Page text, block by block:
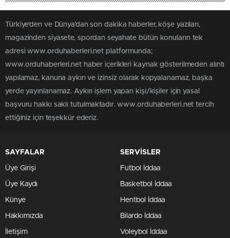
Türkiye'den ve Dünya’dan son dakika haberler, köşe yazıları,
magazinden siyasete, spordan seyahate bütün konuların tek
adresi www.orduhaberleri.net platformunda;
www.orduhaberleri.net haber içerikleri kaynak gösterilmeden alıntı
yapılamaz, kanuna aykırı ve izinsiz olarak kopyalanamaz, başka
yerde yayınlanamaz. Aykırı işlem yapan kişi/kişiler için yasal
başvuru hakkı saklı tutulmaktadır. www.orduhaberleri.net tercih
ettiğiniz için teşekkür ederiz.
SAYFALAR
Üye Girişi
Üye Kaydı
Künye
Hakkımızda
İletişim
SERVİSLER
Futbol İddaa
Basketbol İddaa
Hentbol İddaa
Bilardo İddaa
Voleybol İddaa